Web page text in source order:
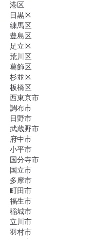
港区
目黒区
練馬区
豊島区
足立区
荒川区
葛飾区
杉並区
板橋区
西東京市
調布市
日野市
武蔵野市
府中市
小平市
国分寺市
国立市
多摩市
町田市
福生市
稲城市
立川市
羽村市